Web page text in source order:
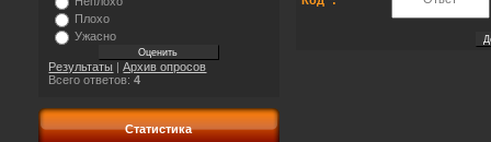
Плохо
Ужасно
Результаты |Архив опросов
Всего ответов:4
Статистика